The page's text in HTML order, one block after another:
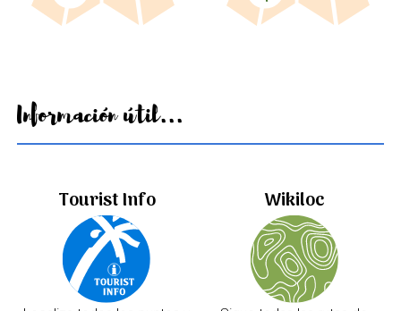
Información útil...
Tourist Info Wikiloc